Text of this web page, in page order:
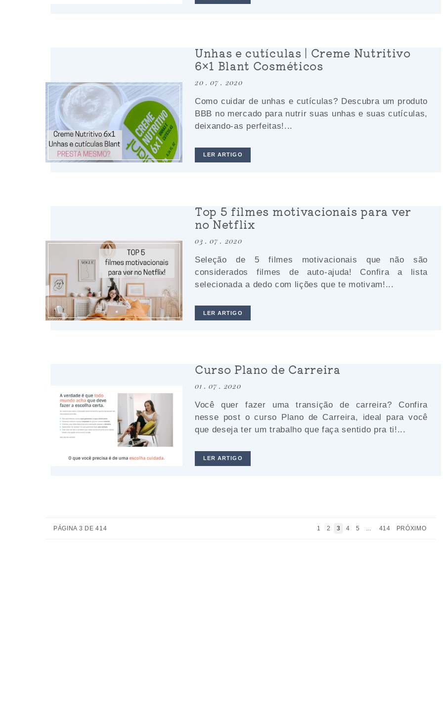
Unhas e cutículas | Creme Nutritivo
6×1 Blant Cosméticos
20 . 07 . 2020
Como cuidar de unhas e cutículas? Descubra um produto
BBB no mercado para nutrir suas unhas e suas cutículas,
deixando-as perfeitas!...
LER ARTIGO
Top 5 filmes motivacionais para ver
no Netflix
03 . 07 . 2020
Seleção de 5 filmes motivacionais que não são
considerados filmes de auto-ajuda! Confira a lista
selecionada a dedo com lições que te motivam!...
LER ARTIGO
Curso Plano de Carreira
01 . 07 . 2020
Você quer fazer uma transição de carreira? Confira
nesse post o curso Plano de Carreira, ideal para você
que deseja ter um trabalho que faça sentido pra ti!...
LER ARTIGO
PÁGINA 3 DE 414 1 2 3 4 5 414 PRÓXIMO